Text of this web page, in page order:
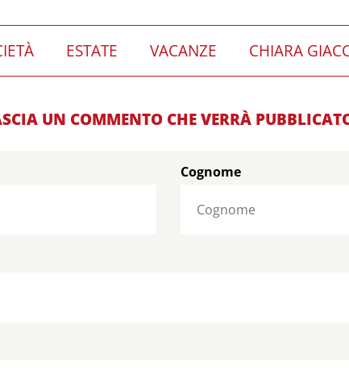
ESTATE VACANZE CHIARA
UN COMMENTO CHE VERRÀ
Cognome